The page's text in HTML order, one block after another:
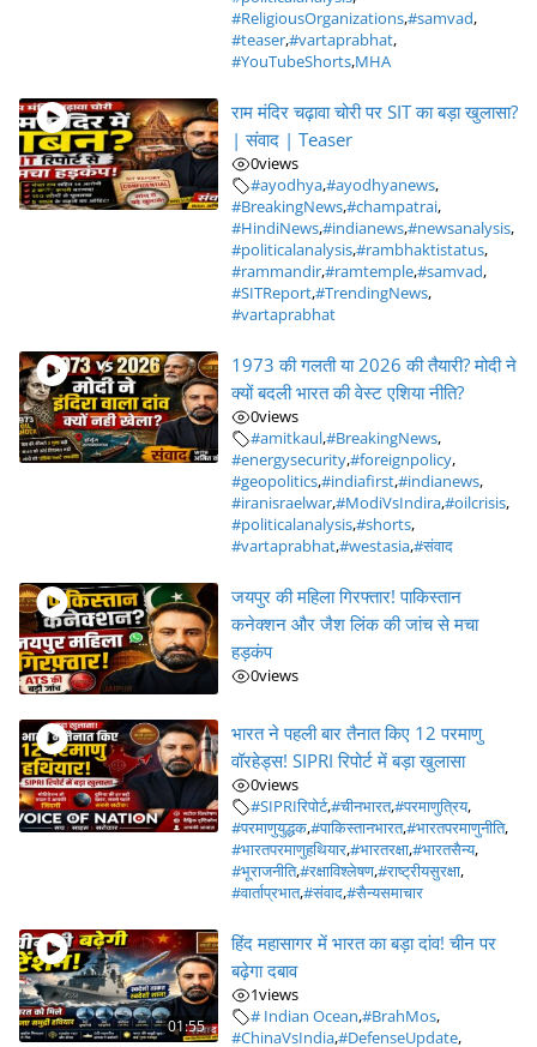
#ReligiousOrganizations,#samvad,
#teaser,#vartaprabhat,
#YouTubeShorts,MHA
राम मंदिर चढ़ावा चोरी पर SIT का बड़ा खुलासा?
| संवाद | Teaser
0views
#ayodhya,#ayodhyanews,
#BreakingNews,#champatrai,
#HindiNews,#indianews,#newsanalysis,
#politicalanalysis,#rambhaktistatus,
#rammandir,#ramtemple,#samvad,
#SITReport,#TrendingNews,
#vartaprabhat
1973 की गलती या 2026 की तैयारी? मोदी ने
क्यों बदली भारत की वेस्ट एशिया नीति?
0views
#amitkaul,#BreakingNews,
#energysecurity,#foreignpolicy,
#geopolitics,#indiafirst,#indianews,
#iranisraelwar,#ModiVsIndira,#oilcrisis,
#politicalanalysis,#shorts,
#vartaprabhat,#westasia,#संवाद
जयपुर की महिला गिरफ्तार! पाकिस्तान
कनेक्शन और जैश लिंक की जांच से मचा
हड़कंप
0views
भारत ने पहली बार तैनात किए 12 परमाणु
वॉरहेड्स! SIPRI रिपोर्ट में बड़ा खुलासा
0views
#SIPRIरिपोर्ट,#चीनभारत,#परमाणुत्रिय,
#परमाणुयुद्धक,#पाकिस्तानभारत,#भारतपरमाणुनीति,
#भारतपरमाणुहथियार,#भारतरक्षा,#भारतसैन्य,
#भूराजनीति,#रक्षाविश्लेषण,#राष्ट्रीयसुरक्षा,
#वार्ताप्रभात,#संवाद,#सैन्यसमाचार
01:55
हिंद महासागर में भारत का बड़ा दांव! चीन पर
बढ़ेगा दबाव
1views
# Indian Ocean,#BrahMos,
#ChinaVsIndia,#DefenseUpdate,